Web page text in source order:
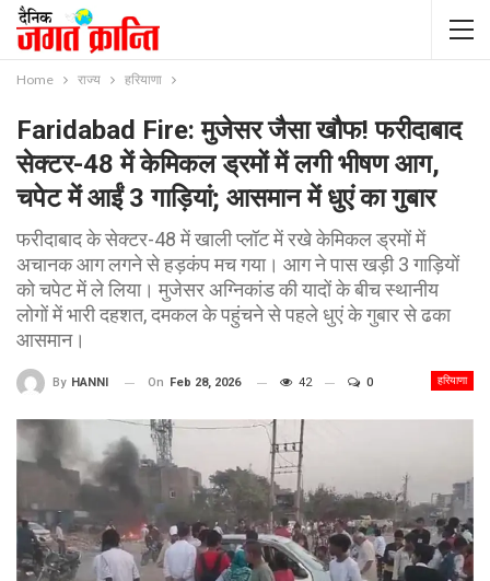
Home राज्य हरियाणा
Faridabad Fire: मुजेसर जैसा खौफ! फरीदाबाद
सेक्टर-48 में केमिकल ड्रमों में लगी भीषण आग,
चपेट में आईं 3 गाड़ियां; आसमान में धुएं का गुबार
फरीदाबाद के सेक्टर-48 में खाली प्लॉट में रखे केमिकल ड्रमों में
अचानक आग लगने से हड़कंप मच गया। आग ने पास खड़ी 3 गाड़ियों
को चपेट में ले लिया। मुजेसर अग्निकांड की यादों के बीच स्थानीय
लोगों में भारी दहशत, दमकल के पहुंचने से पहले धुएं के गुबार से ढका
आसमान।
हरियाणा
By HANNI On Feb 28, 2026 42 0